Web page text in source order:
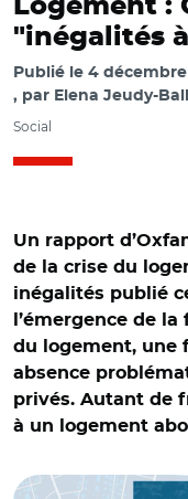
Logement :
"inégalités
Publié le 4 décembre
par Elena Jeudy-
Social
Un rapport
de la crise du
inégalités publié
l’émergence de
du logement, une
absence
privés. Autant de
à un logement